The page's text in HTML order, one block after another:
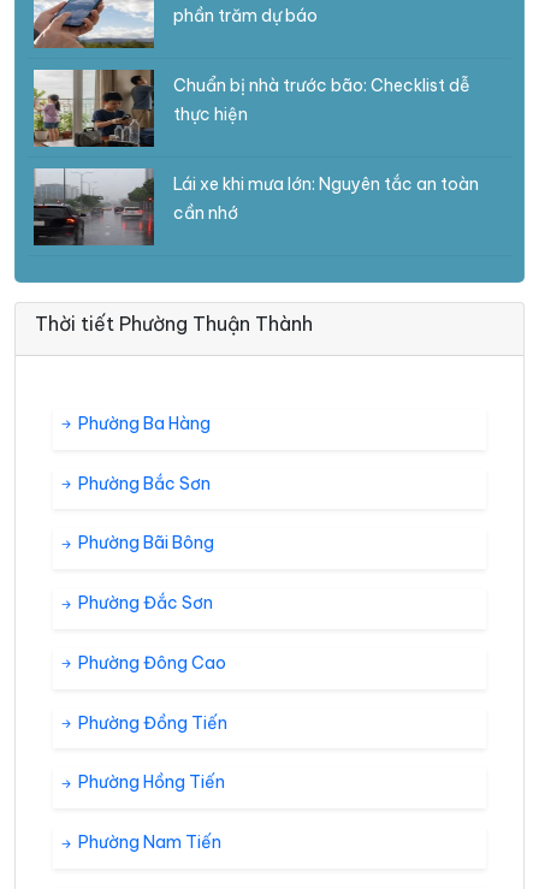
phần trăm dự báo
Chuẩn bị nhà trước bão: Checklist dễ
thực hiện
Lái xe khi mưa lớn: Nguyên tắc an toàn
cần nhớ
Thời tiết Phường Thuận Thành
Phường Ba Hàng
Phường Bắc Sơn
Phường Bãi Bông
Phường Đắc Sơn
Phường Đông Cao
Phường Đồng Tiến
Phường Hồng Tiến
Phường Nam Tiến